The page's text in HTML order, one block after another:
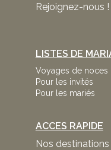
Rejoignez-nous !
LISTES DE
Voyages de noces
Pour les invités
Pour les mariés
ACCES RAPIDE
Nos destinations